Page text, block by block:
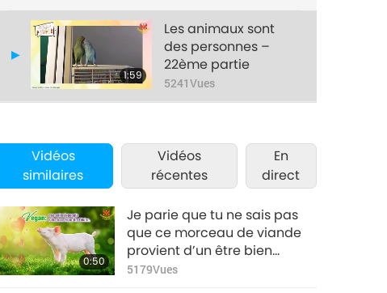
1:59
Les animaux sont
des personnes –
22ème partie
5241Vues
23
23ème partie
4963Vues
24
2:06
Les animaux sont
des personnes –
24ème partie
5013
Vidéos
similaires
Vidéos
récentes
En
direct
0:50
Je parie que tu ne sais pas
que ce morceau de viande
provient d’un être bien
vivant, qui respire, qui était
5179Vues